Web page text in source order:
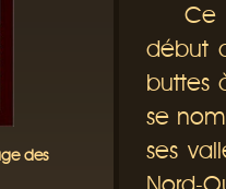
des
Ce
début
buttes
se
ses